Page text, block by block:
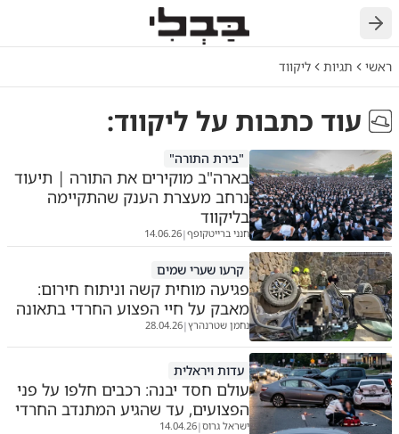
חזרה
ראשי תגיות ליקווד
עוד כתבות על ליקווד:
"בירת התורה"
בארה"ב מוקירים את התורה | תיעוד
נרחב מעצרת הענק שהתקיימה
בליקווד
חנני ברייטקופף|
14.06.26
קרעו שערי שמים
פגיעה מוחית קשה וניתוח חירום:
מאבק על חיי הפצוע החרדי בתאונה
נחמן שטרנהרץ|
28.04.26
עדות ויראלית
עולם חסד יבנה: רכבים חלפו על פני
הפצועים, עד שהגיע המתנדב החרדי
ישראל גרוס|
14.04.26